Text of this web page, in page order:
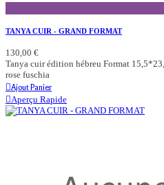
TANYA CUIR - GRAND FORMAT
130,00 €
Tanya cuir édition hébreu Format
rose fuschia
Ajout Panier
Aperçu Rapide